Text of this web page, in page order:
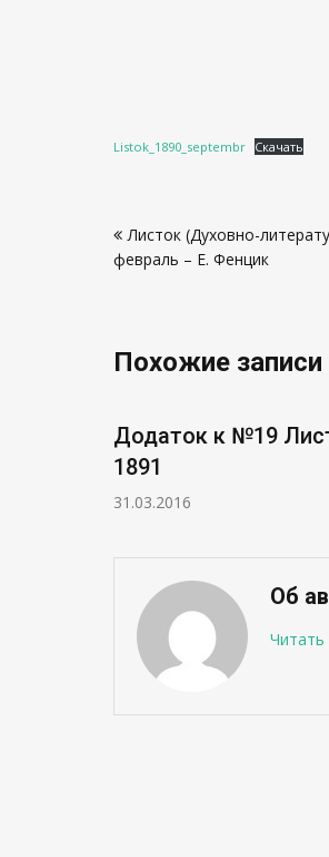
Listok_1890_septembr Скачать
поЛисток (Духовно-
февраль – Е. Фенцик
Похожие записи
Додаток к №19
1891
31.03.2016
Об
Читать